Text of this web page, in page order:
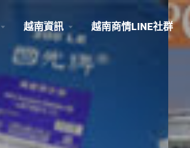
越南資訊 越南商情LINE社群